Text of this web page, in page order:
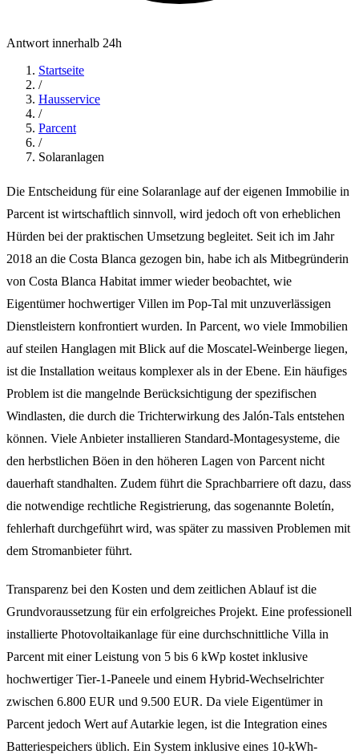
Antwort innerhalb 24h
Startseite
/
Hausservice
/
Parcent
/
Solaranlagen
Die Entscheidung für eine Solaranlage auf der eigenen Immobilie in
Parcent ist wirtschaftlich sinnvoll, wird jedoch oft von erheblichen
Hürden bei der praktischen Umsetzung begleitet. Seit ich im Jahr
2018 an die Costa Blanca gezogen bin, habe ich als Mitbegründerin
von Costa Blanca Habitat immer wieder beobachtet, wie
Eigentümer hochwertiger Villen im Pop-Tal mit unzuverlässigen
Dienstleistern konfrontiert wurden. In Parcent, wo viele Immobilien
auf steilen Hanglagen mit Blick auf die Moscatel-Weinberge liegen,
ist die Installation weitaus komplexer als in der Ebene. Ein häufiges
Problem ist die mangelnde Berücksichtigung der spezifischen
Windlasten, die durch die Trichterwirkung des Jalón-Tals entstehen
können. Viele Anbieter installieren Standard-Montagesysteme, die
den herbstlichen Böen in den höheren Lagen von Parcent nicht
dauerhaft standhalten. Zudem führt die Sprachbarriere oft dazu, dass
die notwendige rechtliche Registrierung, das sogenannte Boletín,
fehlerhaft durchgeführt wird, was später zu massiven Problemen mit
dem Stromanbieter führt.
Transparenz bei den Kosten und dem zeitlichen Ablauf ist die
Grundvoraussetzung für ein erfolgreiches Projekt. Eine professionell
installierte Photovoltaikanlage für eine durchschnittliche Villa in
Parcent mit einer Leistung von 5 bis 6 kWp kostet inklusive
hochwertiger Tier-1-Paneele und einem Hybrid-Wechselrichter
zwischen 6.800 EUR und 9.500 EUR. Da viele Eigentümer in
Parcent jedoch Wert auf Autarkie legen, ist die Integration eines
Batteriespeichers üblich. Ein System inklusive eines 10-kWh-